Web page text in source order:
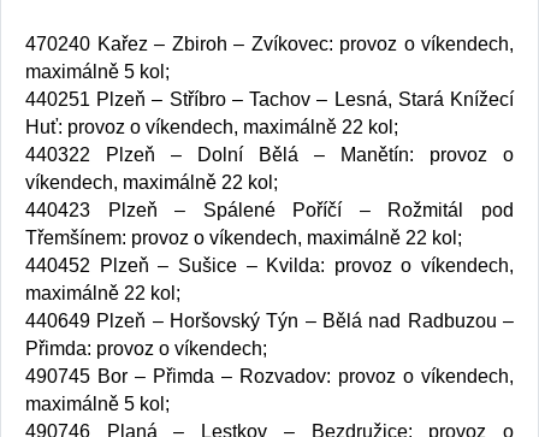
470240 Kařez – Zbiroh – Zvíkovec: provoz o víkendech,
maximálně 5 kol;
440251 Plzeň – Stříbro – Tachov – Lesná, Stará Knížecí
Huť: provoz o víkendech, maximálně 22 kol;
440322 Plzeň – Dolní Bělá – Manětín: provoz o
víkendech, maximálně 22 kol;
440423 Plzeň – Spálené Poříčí – Rožmitál pod
Třemšínem: provoz o víkendech, maximálně 22 kol;
440452 Plzeň – Sušice – Kvilda: provoz o víkendech,
maximálně 22 kol;
440649 Plzeň – Horšovský Týn – Bělá nad Radbuzou –
Přimda: provoz o víkendech;
490745 Bor – Přimda – Rozvadov: provoz o víkendech,
maximálně 5 kol;
490746 Planá – Lestkov – Bezdružice: provoz o